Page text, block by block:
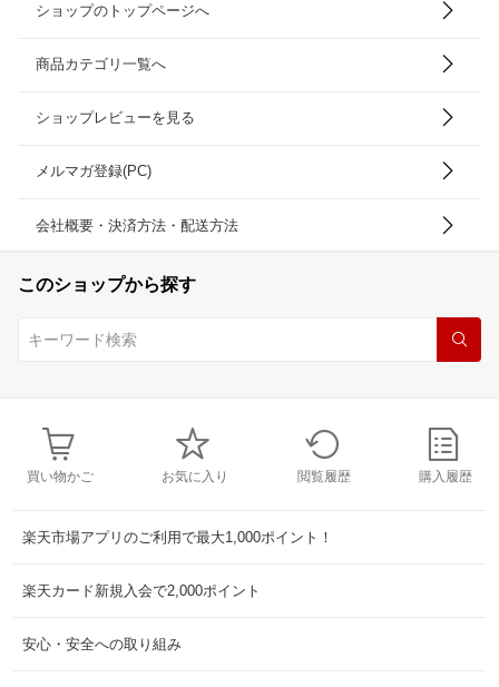
ショップのトップページへ
商品カテゴリ一覧へ
ショップレビューを見る
メルマガ登録(PC)
会社概要・決済方法・配送方法
このショップから探す
買い物かご お気に入り 閲覧履歴 購入履歴
楽天市場アプリのご利用で最大1,000ポイント！
楽天カード新規入会で2,000ポイント
安心・安全への取り組み